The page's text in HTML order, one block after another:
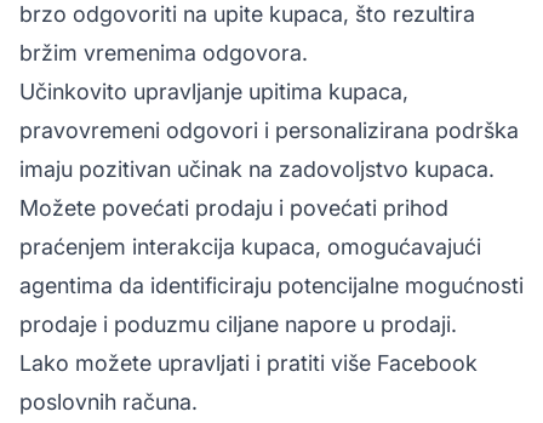
brzo odgovoriti na upite kupaca, što rezultira
bržim vremenima odgovora.
Učinkovito upravljanje upitima kupaca,
pravovremeni odgovori i personalizirana podrška
imaju pozitivan učinak na zadovoljstvo kupaca.
Možete povećati prodaju i povećati prihod
praćenjem interakcija kupaca, omogućavajući
agentima da identificiraju potencijalne mogućnosti
prodaje i poduzmu ciljane napore u prodaji.
Lako možete upravljati i pratiti više Facebook
poslovnih računa.